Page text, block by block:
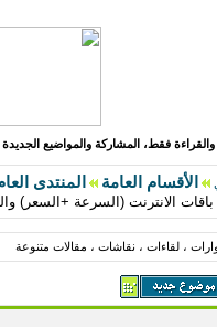
والقراءة فقط، المشاركة والمواضيع
الأقسام العامة المنتدى
باقات الانترنت (السرعة +السعر)
، لقاءات ، نقاشات ، مقالات متنوعة